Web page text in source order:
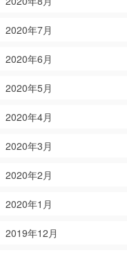
2020年7月
2020年6月
2020年5月
2020年4月
2020年3月
2020年2月
2020年1月
2019年12月